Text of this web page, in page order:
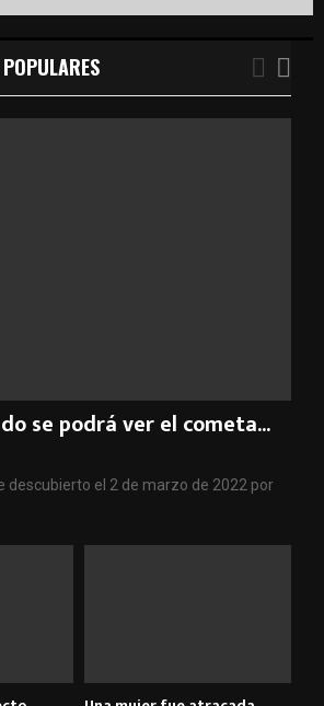
se podrá ver el cometa...
descubierto el 2 de marzo de 2022 por